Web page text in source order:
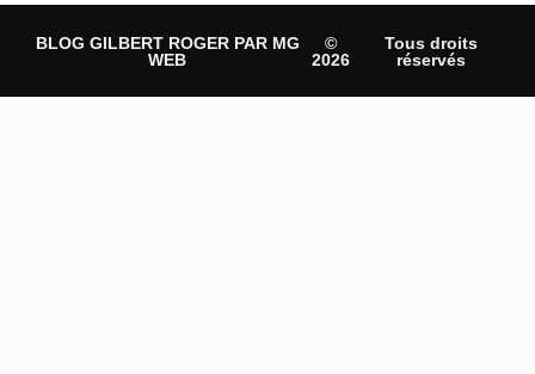
BLOG GILBERT ROGER PAR MG
WEB
©
2026
Tous droits
réservés